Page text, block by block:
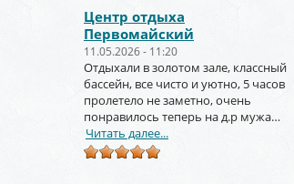
Центр отдыха
Первомайский
11.05.2026 - 11:20
Отдыхали в золотом зале, классный
бассейн, все чисто и уютно, 5 часов
пролетело не заметно, очень
понравилось теперь на д.р мужа
тоже будем заказывать
Читать далее...